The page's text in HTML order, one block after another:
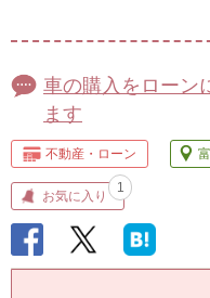
車の購入をローン
ます
不動産・ローン
お気に入り
1